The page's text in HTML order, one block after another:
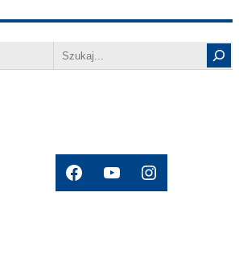
Search
Facebook
YouTubeInstagram